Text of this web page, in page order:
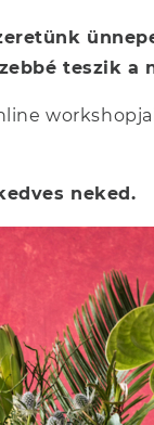
teszik a
neked.